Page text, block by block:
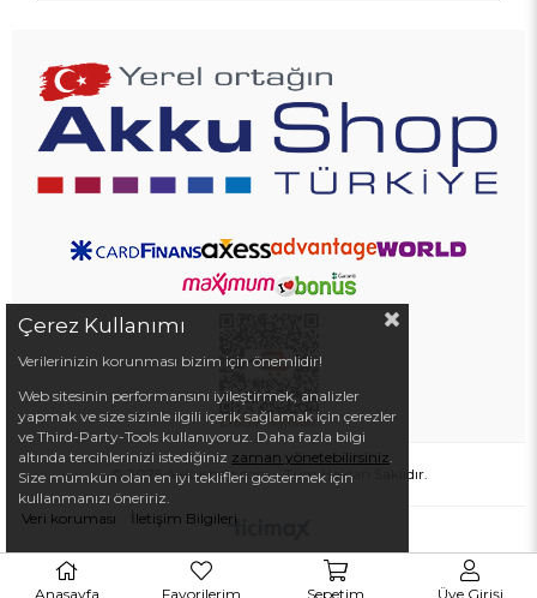
© 2025 Akkushop.com - Tüm Hakları Saklıdır.
Çerez Kullanımı
Verilerinizin korunması bizim için önemlidir!
Web sitesinin performansını iyileştirmek, analizler
yapmak ve size sizinle ilgili içerik sağlamak için çerezler
ve Third-Party-Tools kullanıyoruz. Daha fazla bilgi
altında tercihlerinizi istediğiniz zaman yönetebilirsiniz.
Size mümkün olan en iyi teklifleri göstermek için
kullanmanızı öneririz.
Veri koruması
İletişim Bilgileri
Anasayfa Favorilerim Sepetim Üye Girişi